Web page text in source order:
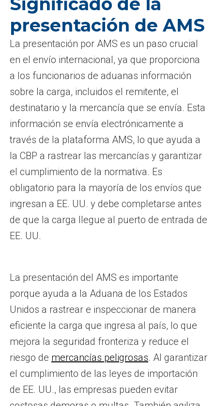
presentación de AMS
La presentación por AMS es un paso crucial
en el envío internacional, ya que proporciona
a los funcionarios de aduanas información
sobre la carga, incluidos el remitente, el
destinatario y la mercancía que se envía. Esta
información se envía electrónicamente a
través de la plataforma AMS, lo que ayuda a
la CBP a rastrear las mercancías y garantizar
el cumplimiento de la normativa. Es
obligatorio para la mayoría de los envíos que
ingresan a EE. UU. y debe completarse antes
de que la carga llegue al puerto de entrada de
EE. UU.
La presentación del AMS es importante
porque ayuda a la Aduana de los Estados
Unidos a rastrear e inspeccionar de manera
eficiente la carga que ingresa al país, lo que
mejora la seguridad fronteriza y reduce el
riesgo de mercancías peligrosas. Al garantizar
el cumplimiento de las leyes de importación
de EE. UU., las empresas pueden evitar